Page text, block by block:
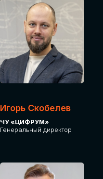
Игорь Скобелев
ЧУ «ЦИФРУМ»
Генеральный директор